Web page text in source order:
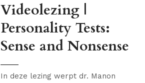
Videolezing |
Personality Tests:
Sense and Nonsense
In deze lezing werpt dr. Manon